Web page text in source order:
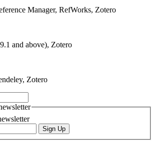
Manager, RefWorks, Zotero
and above), Zotero
Zotero